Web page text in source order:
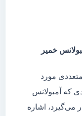
خمیر
متعددی مورد
که آمبولانس
می‌گیرد، اشاره